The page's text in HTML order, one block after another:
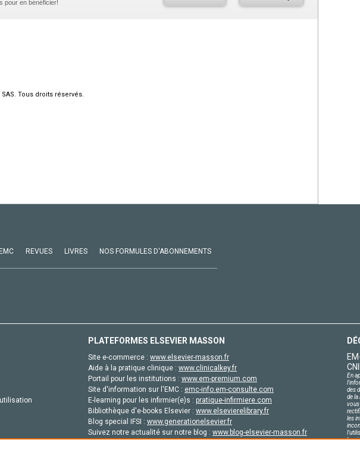
pour en bénéficier!
Tous droits réservés.
REVUES LIVRES NOS FORMULES D'ABONNEMENTS
PLATEFORMES ELSEVIER MASSON
Site e-commerce : www.elsevier-masson.fr
Aide à la pratique clinique : www.clinicalkey.fr
Portail pour les institutions : www.em-premium.com
Site d'information sur l'EMC : emc-info.em-consulte.com
E-learning pour les infirmier(e)s : pratique-infirmiere.com
Bibliothèque d'e-books Elsevier : www.elsevierelibrary.fr
Blog special IFSI : www.generationelsevier.fr
Suivez notre actualité sur notre blog : www.blog-elsevier-masson.fr
En
des
de la
vous
les
Les